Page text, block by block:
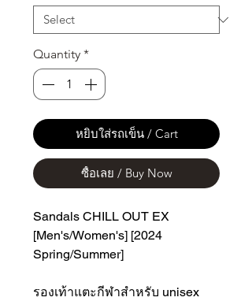
Quantity *
หยิบใส่รถเข็น / Cart
ซื้อเลย / Buy Now
Sandals CHILL OUT EX
[Men's/Women's] [2024
Spring/Summer]
รองเท้าแตะกีฬาสำหรับ unisex